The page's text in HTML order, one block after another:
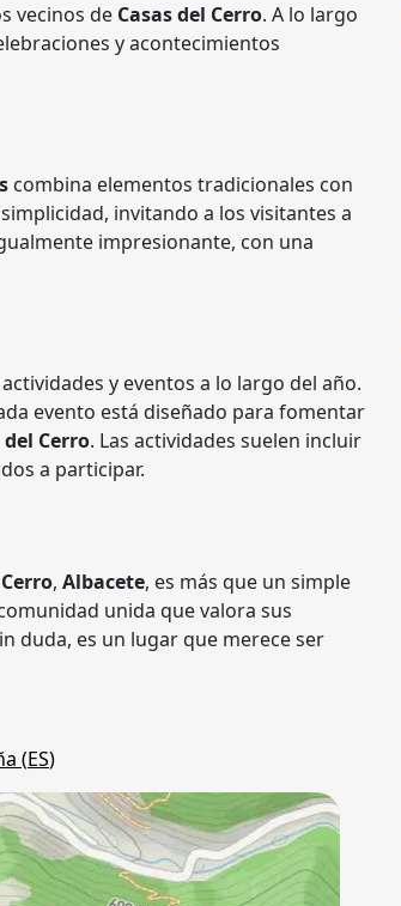
vecinos de Casas del Cerro. A lo largo
y acontecimientos
combina elementos tradicionales con
invitando a los visitantes a
impresionante, con una
y eventos a lo largo del año.
evento está diseñado para fomentar
del Cerro. Las actividades suelen incluir
a participar.
, Albacete, es más que un simple
unida que valora sus
duda, es un lugar que merece ser
(ES)